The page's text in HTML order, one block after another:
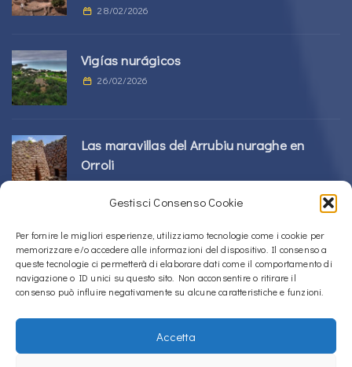
Gestisci Consenso Cookie
Per fornire le migliori esperienze, utilizziamo tecnologie come i cookie per
memorizzare e/o accedere alle informazioni del dispositivo. Il consenso a
queste tecnologie ci permetterà di elaborare dati come il comportamento di
navigazione o ID unici su questo sito. Non acconsentire o ritirare il
consenso può influire negativamente su alcune caratteristiche e funzioni.
Accetta
28/02/2026
Vigías nurágicos
26/02/2026
Las maravillas del Arrubiu nuraghe en
Orroli
24/02/2026
Complejo Sos Nurattolos Nuragic en Alà
dei Sardi
23/02/2026
Copyright © 2020 – 2026La Sardegna verso l'Unesco